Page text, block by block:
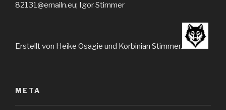
82131@emailn.eu; Igor Stimmer
Erstellt von Heike Osagie und Korbinian Stimmer.
META